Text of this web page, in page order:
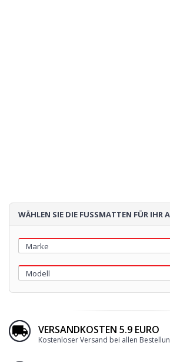
WÄHLEN SIE DIE FUSSMATTEN FÜR IHR
VERSANDKOSTEN 5.9 EURO
Kostenloser Versand bei allen